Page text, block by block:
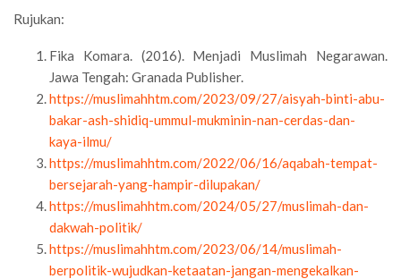
Rujukan:
Fika Komara. (2016). Menjadi Muslimah Negarawan.
Jawa Tengah: Granada Publisher.
https://muslimahhtm.com/2023/09/27/aisyah-binti-abu-
bakar-ash-shidiq-ummul-mukminin-nan-cerdas-dan-
kaya-ilmu/
https://muslimahhtm.com/2022/06/16/aqabah-tempat-
bersejarah-yang-hampir-dilupakan/
https://muslimahhtm.com/2024/05/27/muslimah-dan-
dakwah-politik/
https://muslimahhtm.com/2023/06/14/muslimah-
berpolitik-wujudkan-ketaatan-jangan-mengekalkan-